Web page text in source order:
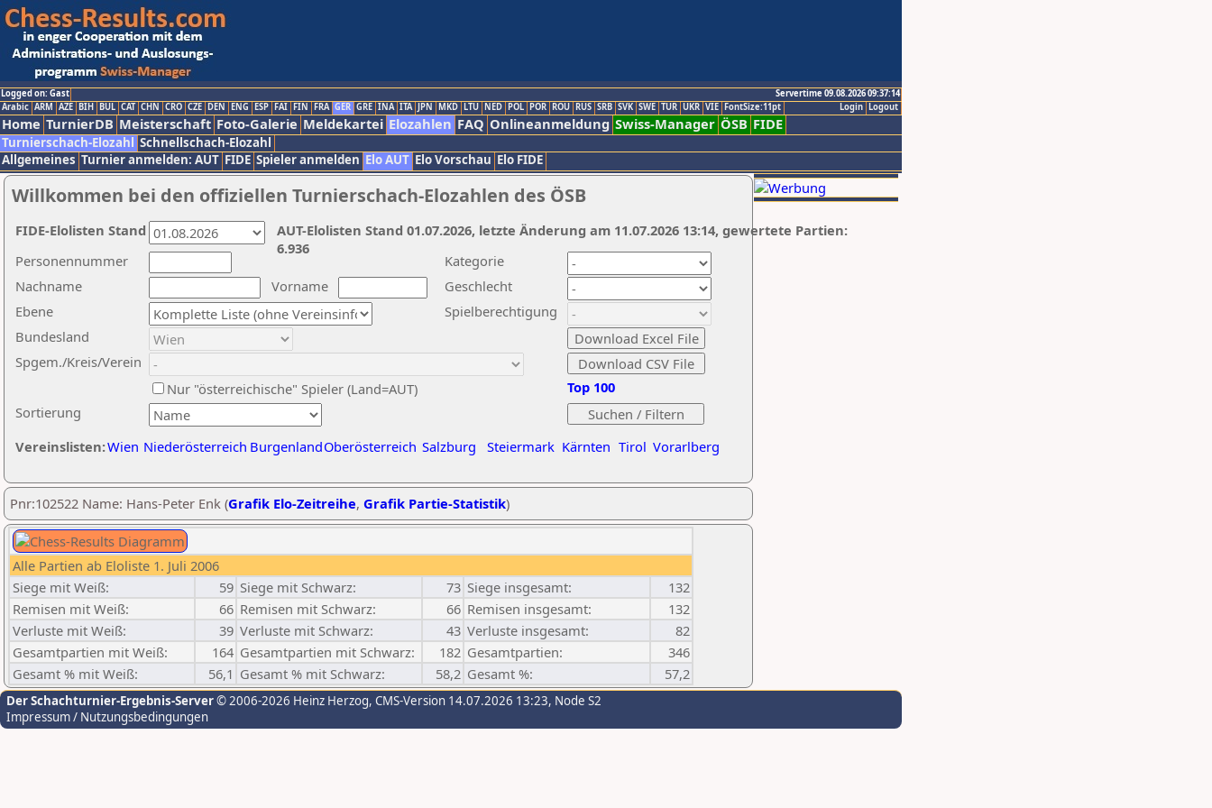
Logged on: Gast
Servertime 09.08.2026 09:37:14
Logout
Login
Arabic ARM AZE BIH BUL CAT CHN CRO CZE DEN ENG ESP FAI FIN FRA GER GRE INA ITA JPN MKD LTU NED POL POR ROU RUS SRB SVK SWE TUR UKR VIE FontSize:11pt
Home TurnierDB Meisterschaft Foto-Galerie Meldekartei Elozahlen FAQ Onlineanmeldung Swiss-Manager ÖSB FIDE
Turnierschach-Elozahl Schnellschach-Elozahl
Allgemeines Turnier anmelden: AUT FIDE Spieler anmelden Elo AUT Elo Vorschau Elo FIDE
Willkommen bei den offiziellen Turnierschach-Elozahlen des ÖSB
Nachname
Vorname
Ebene
Kategorie
Sortierung
Personennummer
Bundesland
Spgem./Kreis/Verein
Geschlecht
Nur "österreichische" Spieler (Land=AUT)
Spielberechtigung
Vereinslisten:Wien Niederösterreich BurgenlandOberösterreich Salzburg Steiermark Kärnten Tirol Vorarlberg
Top 100
AUT-Elolisten Stand 01.07.2026, letzte Änderung am 11.07.2026 13:14, gewertete Partien:
6.936
FIDE-Elolisten Stand
Pnr:102522 Name: Hans-Peter Enk (Grafik Elo-Zeitreihe, Grafik Partie-Statistik)
Alle Partien ab Eloliste 1. Juli 2006
Siege mit Weiß:
59 Siege mit Schwarz: 73 Siege insgesamt:
132
Remisen mit Weiß:
66 Remisen mit Schwarz: 66 Remisen insgesamt:
132
Verluste mit Weiß:
39 Verluste mit Schwarz: 43 Verluste insgesamt:
82
Gesamtpartien mit Weiß:
164 Gesamtpartien mit Schwarz: 182 Gesamtpartien:
346
Gesamt % mit Weiß:
56,1 Gesamt % mit Schwarz: 58,2 Gesamt %: 57,2
Der Schachturnier-Ergebnis-Server© 2006-2026 Heinz Herzog, CMS-Version 14.07.2026 13:23, Node S2
Impressum / Nutzungsbedingungen